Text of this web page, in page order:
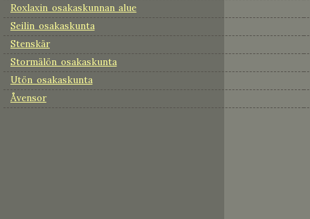
Roxlaxin osakaskunnan alue
Seilin osakaskunta
Stenskär
Stormälön osakaskunta
Utön osakaskunta
Åvensor